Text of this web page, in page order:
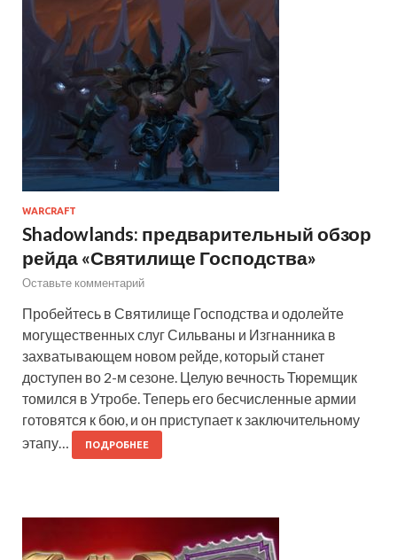
WARCRAFT
Shadowlands: предварительный обзор
рейда «Святилище Господства»
Оставьте комментарий
Пробейтесь в Святилище Господства и одолейте
могущественных слуг Сильваны и Изгнанника в
захватывающем новом рейде, который станет
доступен во 2-м сезоне. Целую вечность Тюремщик
томился в Утробе. Теперь его бесчисленные армии
готовятся к бою, и он приступает к заключительному
этапу…
ПОДРОБНЕЕ